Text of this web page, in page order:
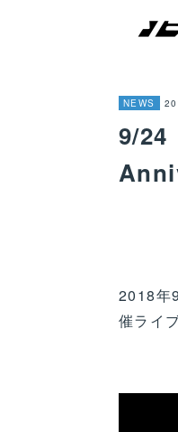
NEWS
9/24
2018年
催ライ